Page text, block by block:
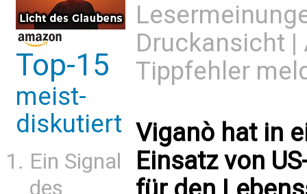
Top-15
meist-
diskutiert
Ein Signal
des
Druckansicht |
Tippfehler
Viganò hat in
Einsatz von